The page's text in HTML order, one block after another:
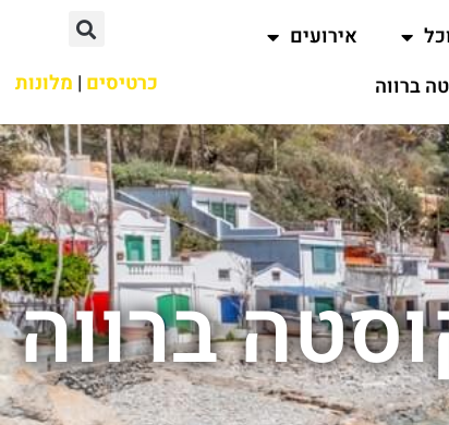
אירועים
ברווה כרטיסים | מלונות
ברווה